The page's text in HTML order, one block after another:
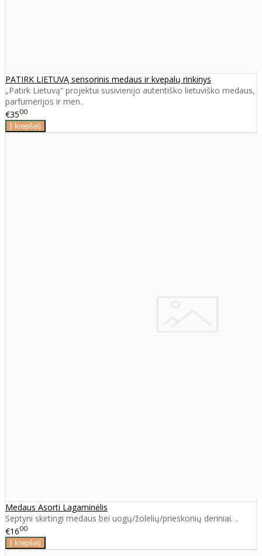
PATIRK LIETUVĄ sensorinis medaus ir kvepalų rinkinys
„Patirk Lietuvą“ projektui susivienijo autentiško lietuviško medaus,
parfumerijos ir men..
€3500
Medaus Asorti Lagaminėlis
Septyni skirtingi medaus bei uogų/žolelių/prieskonių deriniai. ..
€1600